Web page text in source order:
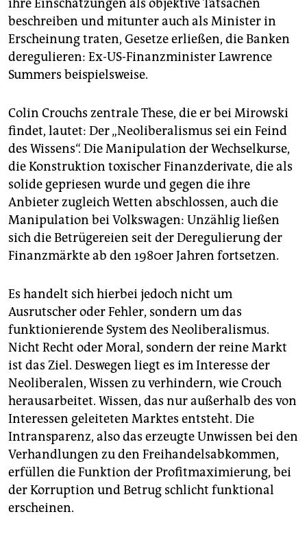
ihre Einschätzungen als objektive Tatsachen
beschreiben und mitunter auch als Minister in
Erscheinung traten, Gesetze erließen, die Banken
deregulieren: Ex-US-Finanzminister Lawrence
Summers beispielsweise.
Colin Crouchs zentrale These, die er bei Mirowski
findet, lautet: Der „Neoliberalismus sei ein Feind
des Wissens“. Die Manipulation der Wechselkurse,
die Konstruktion toxischer Finanzderivate, die als
solide gepriesen wurde und gegen die ihre
Anbieter zugleich Wetten abschlossen, auch die
Manipulation bei Volkswagen: Unzählig ließen
sich die Betrügereien seit der Deregulierung der
Finanzmärkte ab den 1980er Jahren fortsetzen.
Es handelt sich hierbei jedoch nicht um
Ausrutscher oder Fehler, sondern um das
funktionierende System des Neoliberalismus.
Nicht Recht oder Moral, sondern der reine Markt
ist das Ziel. Deswegen liegt es im Interesse der
Neoliberalen, Wissen zu verhindern, wie Crouch
herausarbeitet. Wissen, das nur außerhalb des von
Interessen geleiteten Marktes entsteht. Die
Intransparenz, also das erzeugte Unwissen bei den
Verhandlungen zu den Freihandelsabkommen,
erfüllen die Funktion der Profitmaximierung, bei
der Korruption und Betrug schlicht funktional
erscheinen.